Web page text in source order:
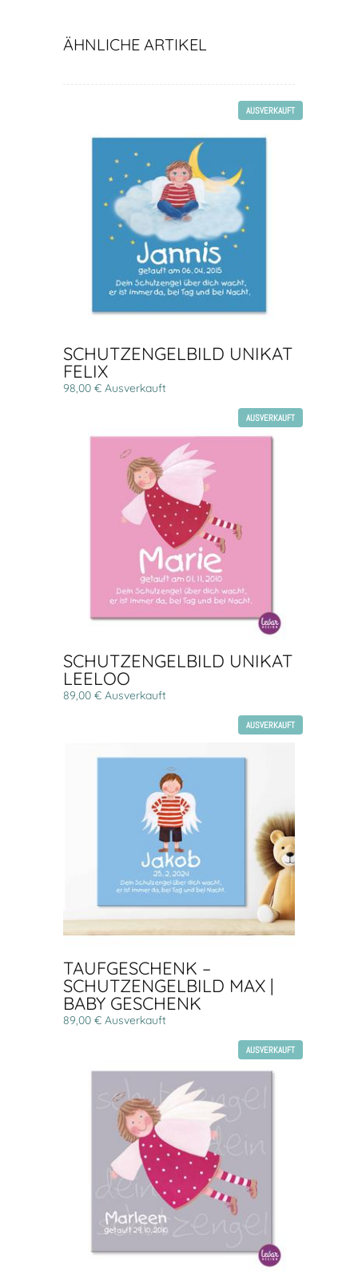
ÄHNLICHE ARTIKEL
AUSVERKAUFT
SCHUTZENGELBILD UNIKAT
FELIX
98,00 € Ausverkauft
AUSVERKAUFT
SCHUTZENGELBILD UNIKAT
LEELOO
89,00 € Ausverkauft
AUSVERKAUFT
TAUFGESCHENK –
SCHUTZENGELBILD MAX |
BABY GESCHENK
89,00 € Ausverkauft
AUSVERKAUFT